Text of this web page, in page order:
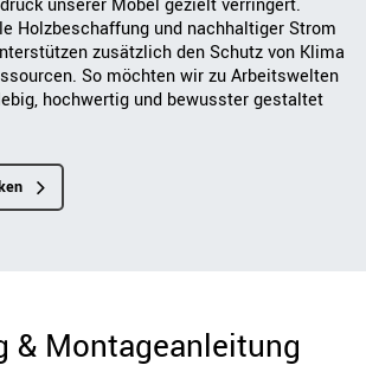
unserer Möbel gezielt verringert.
Holzbeschaffung und nachhaltiger Strom
zusätzlich den Schutz von Klima
So möchten wir zu Arbeitswelten
hochwertig und bewusster gestaltet
& Montageanleitung